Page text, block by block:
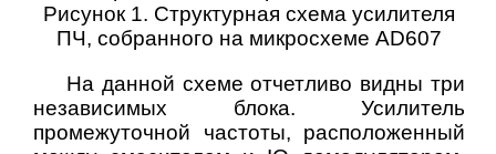
Рисунок 1. Структурная схема усилителя
ПЧ, собранного на микросхеме AD607
На данной схеме отчетливо видны три
независимых блока. Усилитель
промежуточной частоты, расположенный